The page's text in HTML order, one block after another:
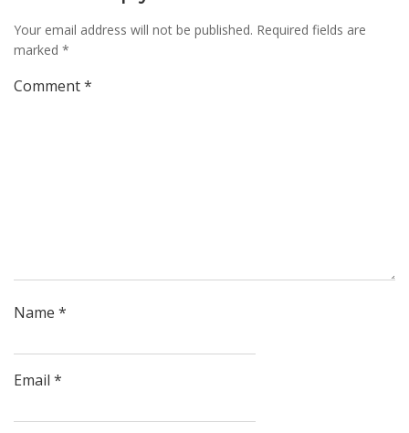
Your email address will not be published. Required fields are
marked *
Comment*
Name *
Email *